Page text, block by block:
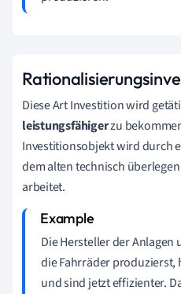
Diese Art Investition wird
leistungsfähigerzu
Investitionsobjekt wird durch
dem alten technisch
arbeitet.
Die Hersteller der Anlagen
die Fahrräder
und sind jetzt effizienter.